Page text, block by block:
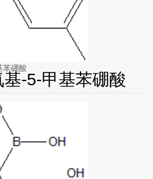
苯硼酸
-5-甲基苯硼酸